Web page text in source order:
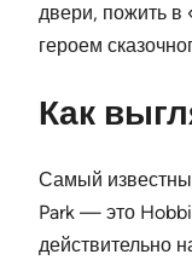
двери, пожить в
героем
Как
Самый
Park — это
действительно